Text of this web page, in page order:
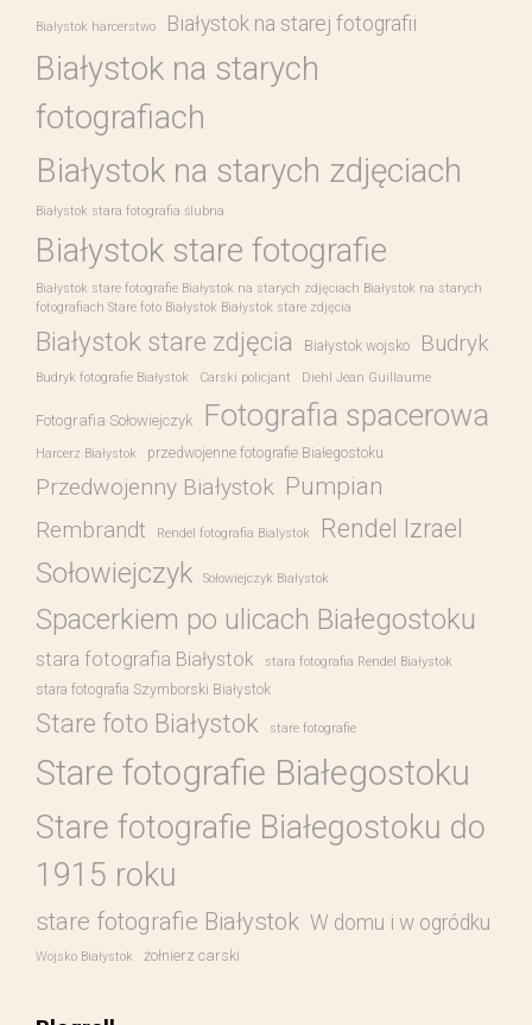
Białystok harcerstwo Białystok na starej fotografii
Białystok na starych
fotografiach
Białystok na starych zdjęciach
Białystok stara fotografia ślubna
Białystok stare fotografie
Białystok stare fotografie Białystok na starych zdjęciach Białystok na starych
fotografiach Stare foto Białystok Białystok stare zdjęcia
Białystok stare zdjęcia Białystok wojsko Budryk
Budryk fotografie Białystok Carski policjant Diehl Jean Guillaume
Fotografia Sołowiejczyk Fotografia spacerowa
Harcerz Białystok przedwojenne fotografie Białegostoku
Przedwojenny Białystok Pumpian
Rembrandt Rendel fotografia Bialystok Rendel Izrael
Sołowiejczyk Sołowiejczyk Białystok
Spacerkiem po ulicach Białegostoku
stara fotografia Białystok stara fotografia Rendel Białystok
stara fotografia Szymborski Białystok
Stare foto Białystok stare fotografie
Stare fotografie Białegostoku
Stare fotografie Białegostoku do
1915 roku
stare fotografie Białystok W domu i w ogródku
Wojsko Białystok żołnierz carski